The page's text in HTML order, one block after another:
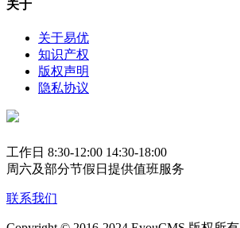
关于
关于易优
知识产权
版权声明
隐私协议
工作日 8:30-12:00 14:30-18:00
周六及部分节假日提供值班服务
联系我们